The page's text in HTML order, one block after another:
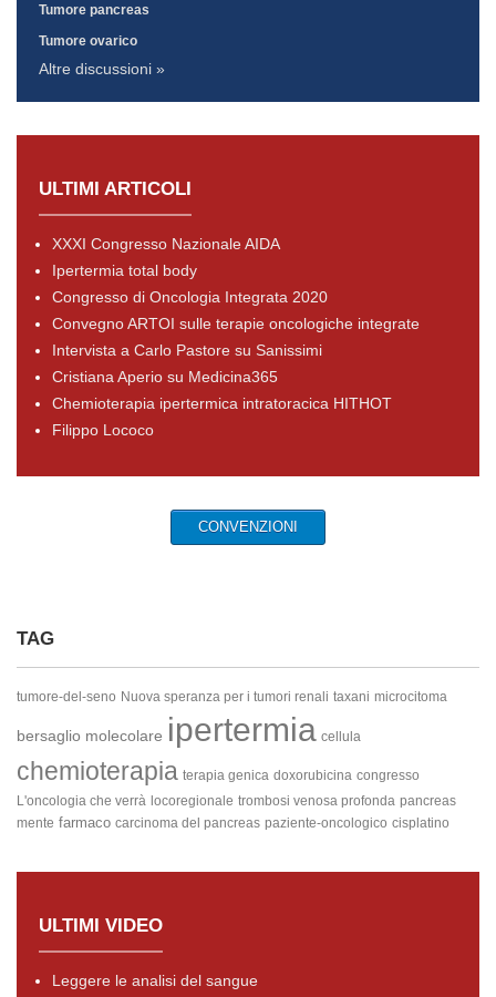
Tumore pancreas
Tumore ovarico
Altre discussioni »
ULTIMI ARTICOLI
XXXI Congresso Nazionale AIDA
Ipertermia total body
Congresso di Oncologia Integrata 2020
Convegno ARTOI sulle terapie oncologiche integrate
Intervista a Carlo Pastore su Sanissimi
Cristiana Aperio su Medicina365
Chemioterapia ipertermica intratoracica HITHOT
Filippo Lococo
CONVENZIONI
TAG
tumore-del-seno Nuova speranza per i tumori renali taxani microcitoma
bersaglio molecolare ipertermia cellula
chemioterapia terapia genica doxorubicina congresso
L'oncologia che verrà locoregionale trombosi venosa profonda pancreas
mente farmaco carcinoma del pancreas paziente-oncologico cisplatino
ULTIMI VIDEO
Leggere le analisi del sangue